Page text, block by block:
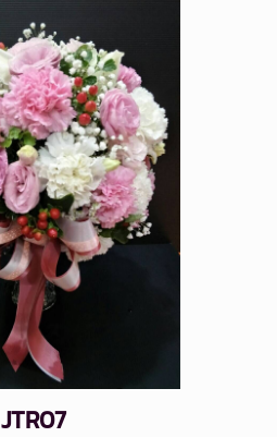
JTR07